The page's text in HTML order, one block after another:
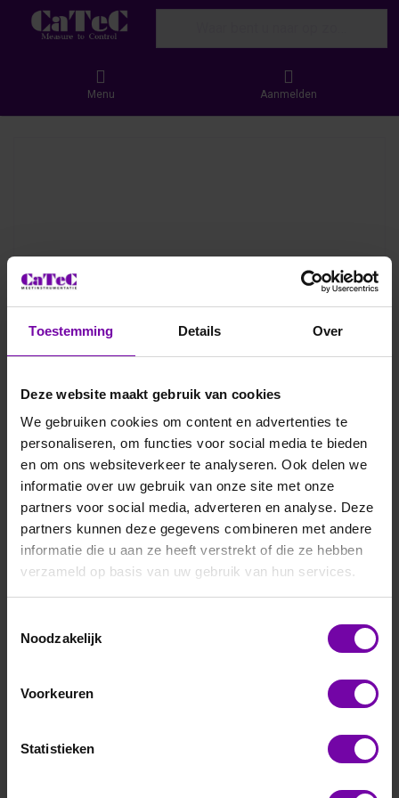
Toestemming Details Over
Deze website maakt gebruik van cookies
We gebruiken cookies om content en advertenties te
personaliseren, om functies voor social media te bieden
en om ons websiteverkeer te analyseren. Ook delen we
informatie over uw gebruik van onze site met onze
partners voor social media, adverteren en analyse. Deze
partners kunnen deze gegevens combineren met andere
informatie die u aan ze heeft verstrekt of die ze hebben
verzameld op basis van uw gebruik van hun services.
Noodzakelijk
Voorkeuren
Statistieken
Menu Aanmelden
Thies
4.3151.10.400
Bij vragen, bel ons